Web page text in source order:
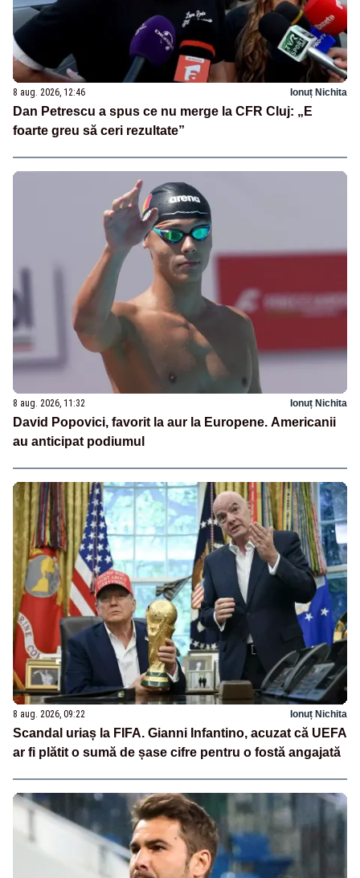
8 aug. 2026, 12:46 Ionuț Nichita
Dan Petrescu a spus ce nu merge la CFR Cluj: „E
foarte greu să ceri rezultate”
8 aug. 2026, 11:32 Ionuț Nichita
David Popovici, favorit la aur la Europene. Americanii
au anticipat podiumul
8 aug. 2026, 09:22 Ionuț Nichita
Scandal uriaș la FIFA. Gianni Infantino, acuzat că UEFA
ar fi plătit o sumă de șase cifre pentru o fostă angajată